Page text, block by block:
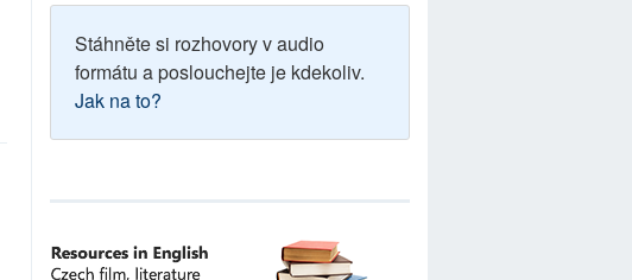
Stáhněte si rozhovory v audio
formátu a poslouchejte je kdekoliv.
Jak na to?